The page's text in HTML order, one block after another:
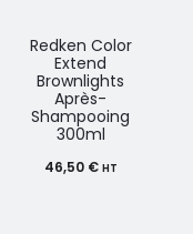
Redken Color
Extend
Brownlights
Après-
Shampooing
300ml
46,50 € HT